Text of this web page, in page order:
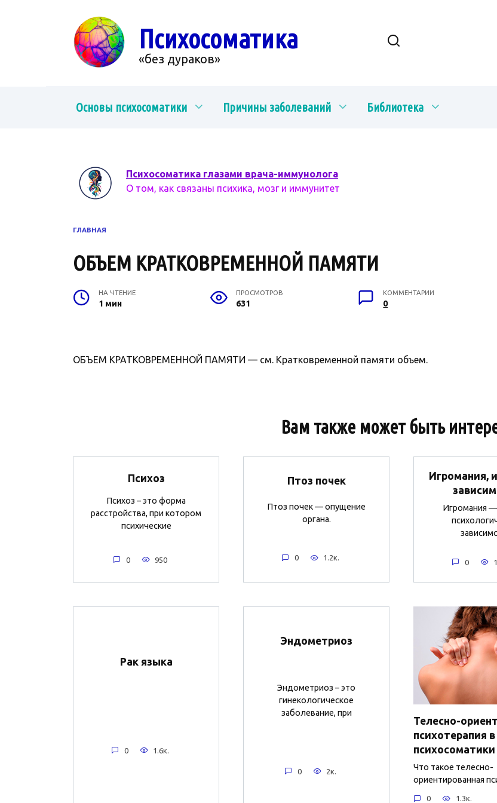
Психосоматика
«без дураков»
Основы психосоматики Причины заболеваний Библиотека
Психосоматика глазами врача-иммунолога
О том, как связаны психика, мозг и иммунитет
ГЛАВНАЯ
ОБЪЕМ КРАТКОВРЕМЕННОЙ ПАМЯТИ
НА ЧТЕНИЕ
1 мин
ПРОСМОТРОВ
631
КОММЕНТАРИИ
0
ОБЪЕМ КРАТКОВРЕМЕННОЙ ПАМЯТИ — см. Кратковременной памяти объем.
Вам также может быть
Психоз
Психоз – это форма
расстройства, при котором
психические
0 950
Птоз почек
Птоз почек — опущение
органа.
0 1.2к.
Игромания,
Игромания
0
Рак языка
0 1.6к.
Эндометриоз
Эндометриоз – это
гинекологическое
заболевание, при
0 2к.
Телесно-
психотерапия
психосоматики
Что такое телесно-
ориентированная
0 1.3к.